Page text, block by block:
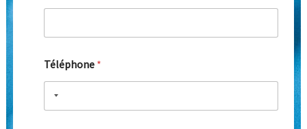
Téléphone *